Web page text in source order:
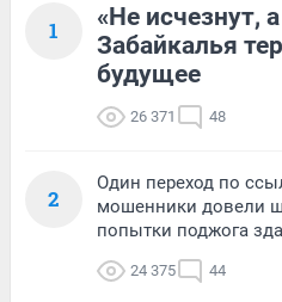
1
«Не исчезнут,
Забайкалья
будущее
26 371 48
2
Один переход по
мошенники довели
попытки поджога
24 375 44